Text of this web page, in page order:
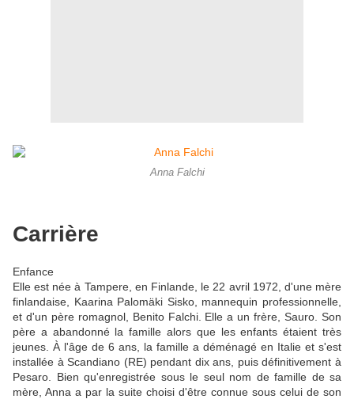
Anna Falchi
Carrière
Enfance
Elle est née à Tampere, en Finlande, le 22 avril 1972, d'une mère
finlandaise, Kaarina Palomäki Sisko, mannequin professionnelle,
et d'un père romagnol, Benito Falchi. Elle a un frère, Sauro. Son
père a abandonné la famille alors que les enfants étaient très
jeunes. À l'âge de 6 ans, la famille a déménagé en Italie et s'est
installée à Scandiano (RE) pendant dix ans, puis définitivement à
Pesaro. Bien qu'enregistrée sous le seul nom de famille de sa
mère, Anna a par la suite choisi d'être connue sous celui de son